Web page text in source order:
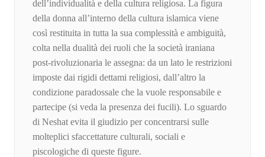
dell’individualità e della cultura religiosa. La figura
della donna all’interno della cultura islamica viene
così restituita in tutta la sua complessità e ambiguità,
colta nella dualità dei ruoli che la società iraniana
post-rivoluzionaria le assegna: da un lato le restrizioni
imposte dai rigidi dettami religiosi, dall’altro la
condizione paradossale che la vuole responsabile e
partecipe (si veda la presenza dei fucili). Lo sguardo
di Neshat evita il giudizio per concentrarsi sulle
molteplici sfaccettature culturali, sociali e
piscologiche di queste figure.